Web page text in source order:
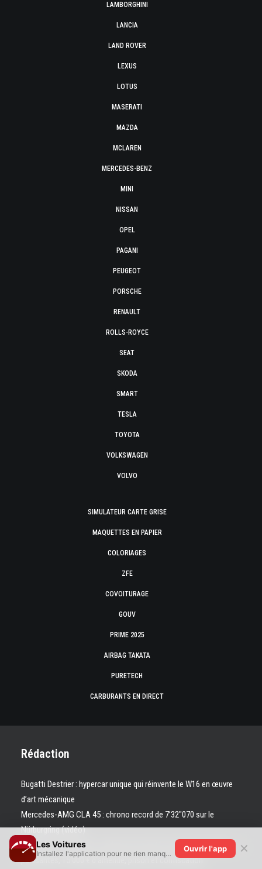
LAMBORGHINI
LANCIA
LAND ROVER
LEXUS
LOTUS
MASERATI
MAZDA
MCLAREN
MERCEDES-BENZ
MINI
NISSAN
OPEL
PAGANI
PEUGEOT
PORSCHE
RENAULT
ROLLS-ROYCE
SEAT
SKODA
SMART
TESLA
TOYOTA
VOLKSWAGEN
VOLVO
SIMULATEUR CARTE GRISE
MAQUETTES EN PAPIER
COLORIAGES
ZFE
COVOITURAGE
GOUV
PRIME 2025
AIRBAG TAKATA
PURETECH
CARBURANTS EN DIRECT
Rédaction
Bugatti Destrier : hypercar unique qui réinvente le W16 en œuvre
d’art mécanique
Mercedes-AMG CLA 45 : chrono record de 7’32″070 sur le
Nürburgring (vidéo)
Loi Ripost : les jeunes conducteurs bientôt interdits de voitures
puissantes, 15 000 € d’amende, prison et confiscation
Les Voitures
Installez l'application pour ne rien manquer !
Ouvrir l'app ✕